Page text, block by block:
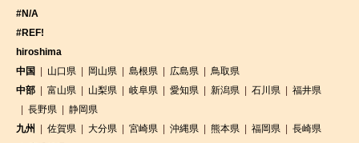
#N/A
#REF!
hiroshima
中国
山口県 岡山県 島根県 広島県
鳥取県
中部
富山県 山梨県 岐阜県 愛知県 新潟県 石川県
福井県
長野県
静岡県
九州
佐賀県 大分県 宮崎県 沖縄県 熊本県 福岡県
長崎県